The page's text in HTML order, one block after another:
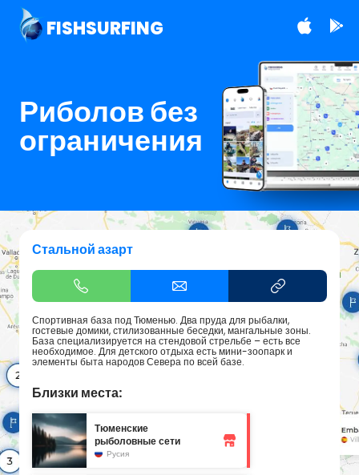
FISHSURFING
Риболов без
ограничения
Стальной азарт
Спортивная база под Тюменью. Два пруда для рыбалки,
гостевые домики, стилизованные беседки, мангальные зоны.
База специализируется на стендовой стрельбе – есть все
необходимое. Для детского отдыха есть мини-зоопарк и
элементы быта народов Севера по всей базе.
Близки места:
Тюменские
рыболовные сети
Русия